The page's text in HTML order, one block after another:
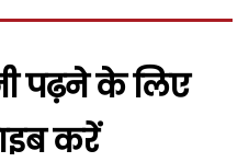
पढ़ने के लिए
करें